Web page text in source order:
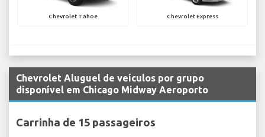
Chevrolet Tahoe Chevrolet Express
Chevrolet Aluguel de veículos por grupo
disponível em Chicago Midway Aeroporto
Carrinha de 15 passageiros